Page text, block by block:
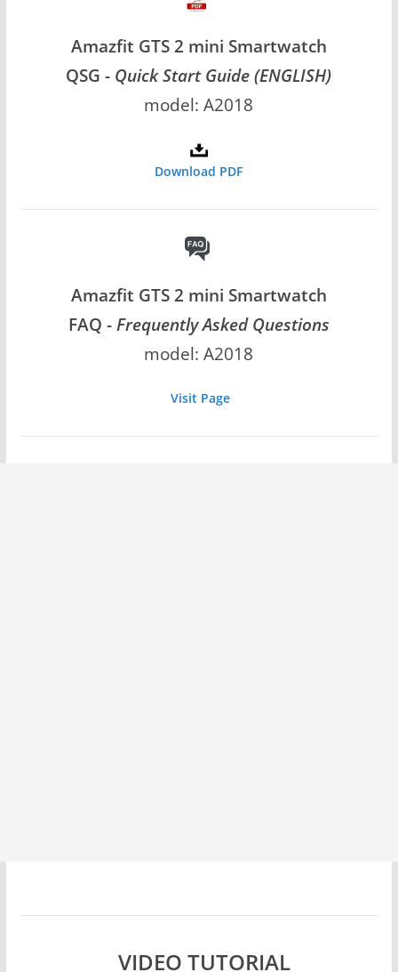
Amazfit GTS 2 mini Smartwatch
QSG - Quick Start Guide (ENGLISH)
model: A2018
Download PDF
Amazfit GTS 2 mini Smartwatch
FAQ - Frequently Asked Questions
model: A2018
Visit Page
VIDEO TUTORIAL